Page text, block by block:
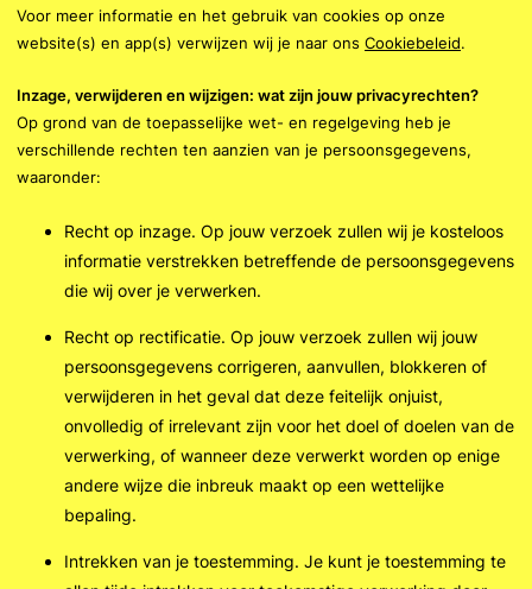
Voor meer informatie en het gebruik van cookies op onze
website(s) en app(s) verwijzen wij je naar ons Cookiebeleid.
Inzage, verwijderen en wijzigen: wat zijn jouw privacyrechten?
Op grond van de toepasselijke wet- en regelgeving heb je
verschillende rechten ten aanzien van je persoonsgegevens,
waaronder:
Recht op inzage. Op jouw verzoek zullen wij je kosteloos
informatie verstrekken betreffende de persoonsgegevens
die wij over je verwerken.
Recht op rectificatie. Op jouw verzoek zullen wij jouw
persoonsgegevens corrigeren, aanvullen, blokkeren of
verwijderen in het geval dat deze feitelijk onjuist,
onvolledig of irrelevant zijn voor het doel of doelen van de
verwerking, of wanneer deze verwerkt worden op enige
andere wijze die inbreuk maakt op een wettelijke
bepaling.
Intrekken van je toestemming. Je kunt je toestemming te